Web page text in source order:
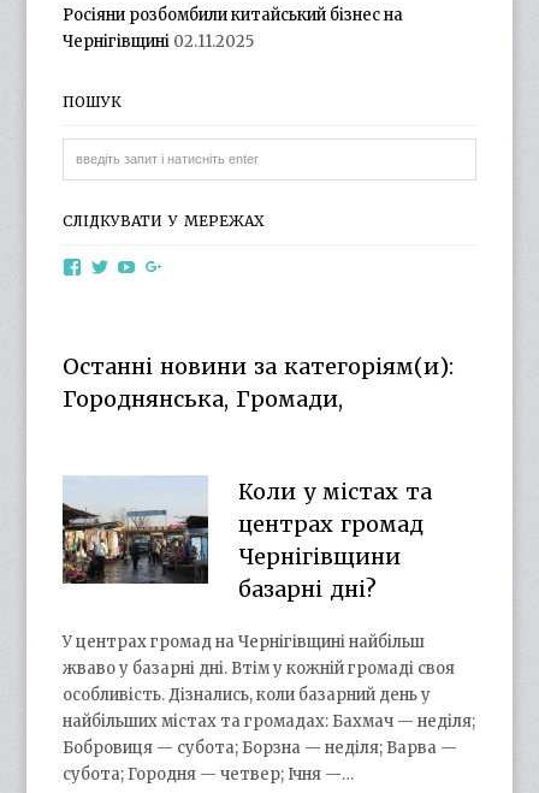
Росіяни розбомбили китайський бізнес на
Чернігівщині 02.11.2025
ПОШУК
СЛІДКУВАТИ У МЕРЕЖАХ
ViewViewView
YouTube
Останні новини за категоріям(и):
Городнянська, Громади,
Коли у містах та
центрах громад
Чернігівщини
базарні дні?
У центрах громад на Чернігівщині найбільш
жваво у базарні дні. Втім у кожній громаді своя
особливість. Дізнались, коли базарний день у
найбільших містах та громадах: Бахмач — неділя;
Бобровиця — субота; Борзна — неділя; Варва —
субота; Городня — четвер; Ічня —…